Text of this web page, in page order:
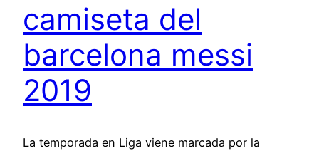
camiseta del
barcelona messi
2019
La temporada en Liga viene marcada por la